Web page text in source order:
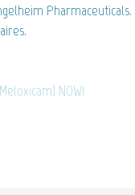
Pharmaceuticals.
NOW!